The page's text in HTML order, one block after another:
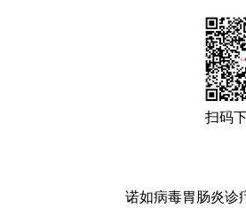
扫码
诺如病毒胃肠炎诊